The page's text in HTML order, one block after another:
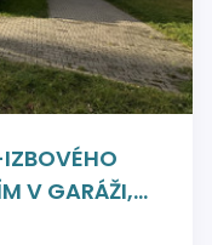
V GARÁŽI,